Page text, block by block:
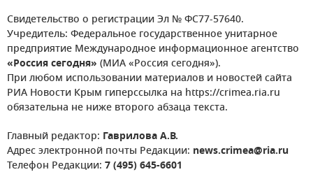
Свидетельство о регистрации Эл № ФС77-57640.
Учредитель: Федеральное государственное унитарное
предприятие Международное информационное агентство
«Россия сегодня» (МИА «Россия сегодня»).
При любом использовании материалов и новостей сайта
РИА Новости Крым гиперссылка на https://crimea.ria.ru
обязательна не ниже второго абзаца текста.
Главный редактор: Гаврилова А.В.
Адрес электронной почты Редакции: news.crimea@ria.ru
Телефон Редакции: 7 (495) 645-6601